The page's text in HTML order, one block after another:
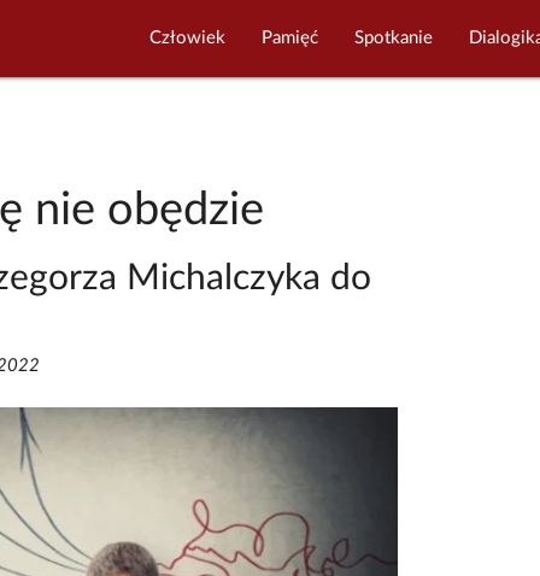
Człowiek Pamięć Spotkanie
nie obędzie
Michalczyka do